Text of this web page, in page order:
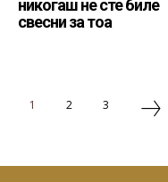
никогаш не сте биле
свесни за тоа
1 2 3